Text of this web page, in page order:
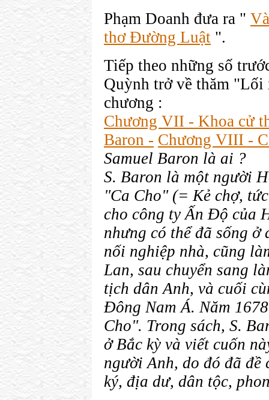
Phạm Doanh đưa ra "
thơ Đường Luật ".
Tiếp theo những số
Quỳnh trở về thăm "Lối
chương :
Chương VII - Khoa cử
Baron - Chương VIII -
Samuel Baron là ai ?
S. Baron là một người
"Ca Cho" (= Kẻ chợ,
cho công ty Ấn Độ của
nhưng có thể đã sống
nối nghiệp nhà, cũng
Lan, sau chuyển sang
tịch dân Anh, và cuối
Đông Nam Á. Năm
Cho". Trong sách, S.
ở Bắc kỳ và viết cuốn
người Anh, do đó đã đề
ký, địa dư, dân tộc,